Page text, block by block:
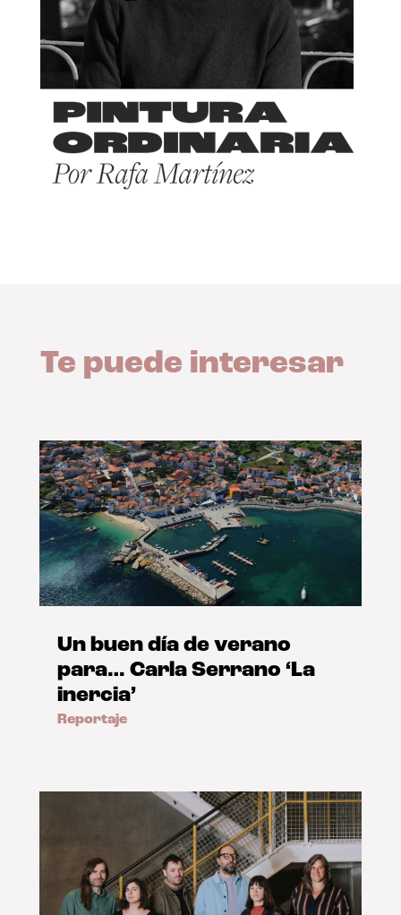
Te puede interesar
Un buen día de verano
para… Carla Serrano ‘La
inercia’
Reportaje